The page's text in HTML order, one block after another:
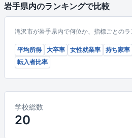
岩手県内のランキングで比較
滝沢市が岩手県内で何位か、指標ごとのラ
平均所得 大卒率 女性就業率 持ち家率
転入者比率
学校総数
20